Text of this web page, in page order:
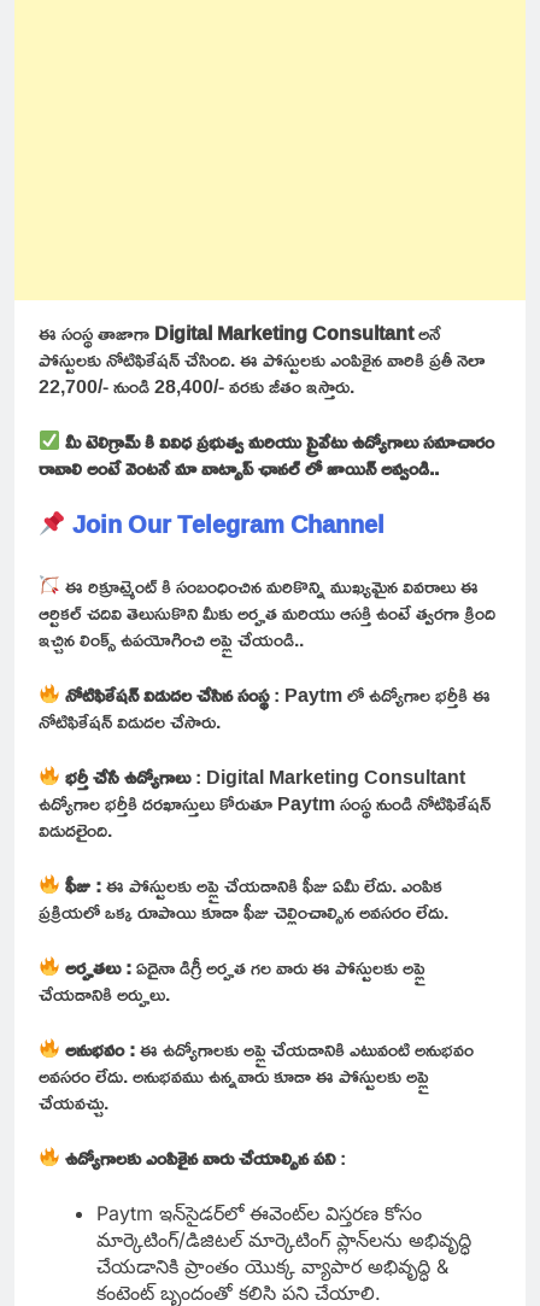
ఈ సంస్థ తాజాగాDigital Marketing Consultantఅనే
పోస్టులకు నోటిఫికేషన్ చేసింది. ఈ పోస్టులకు ఎంపికైన వారికి ప్రతీ నెలా
22,700/- నుండి 28,400/- వరకు జీతం ఇస్తారు.
మీ టెలిగ్రామ్ కి వివిధ ప్రభుత్వ మరియు ప్రైవేటు ఉద్యోగాలు సమాచారం
రావాలి అంటే వెంటనే మా వాట్సాప్ ఛానల్ లో జాయిన్ అవ్వండి..
Join Our Telegram Channel
ఈ రిక్రూట్మెంట్ కి సంబంధించిన మరికొన్ని ముఖ్యమైన వివరాలు ఈ
ఆర్టికల్ చదివి తెలుసుకొని మీకు అర్హత మరియు ఆసక్తి ఉంటే త్వరగా క్రింది
ఇచ్చిన లింక్స్ ఉపయోగించి అప్లై చేయండి..
నోటిఫికేషన్ విడుదల చేసిన సంస్థ: Paytm లో ఉద్యోగాల భర్తీకి ఈ
నోటిఫికేషన్ విడుదల చేసారు.
భర్తీ చేసే ఉద్యోగాలు: Digital Marketing Consultant
ఉద్యోగాల భర్తీకి దరఖాస్తులు కోరుతూ Paytm సంస్థ నుండి నోటిఫికేషన్
విడుదలైంది.
ఫీజు :ఈ పోస్టులకు అప్లై చేయడానికి ఫీజు ఏమీ లేదు. ఎంపిక
ప్రక్రియలో ఒక్క రూపాయి కూడా ఫీజు చెల్లించాల్సిన అవసరం లేదు.
అర్హతలు :ఏదైనా డిగ్రీ అర్హత గల వారు ఈ పోస్టులకు అప్లై
చేయడానికి అర్హులు.
అనుభవం :ఈ ఉద్యోగాలకు అప్లై చేయడానికి ఎటువంటి అనుభవం
అవసరం లేదు. అనుభవము ఉన్నవారు కూడా ఈ పోస్టులకు అప్లై
చేయవచ్చు.
ఉద్యోగాలకు ఎంపికైన వారు చేయాల్సిన పని:
Paytm ఇన్‌సైడర్‌లో ఈవెంట్‌ల విస్తరణ కోసం
మార్కెటింగ్/డిజిటల్ మార్కెటింగ్ ప్లాన్‌లను అభివృద్ధి
చేయడానికి ప్రాంతం యొక్క వ్యాపార అభివృద్ధి &
కంటెంట్ బృందంతో కలిసి పని చేయాలి.